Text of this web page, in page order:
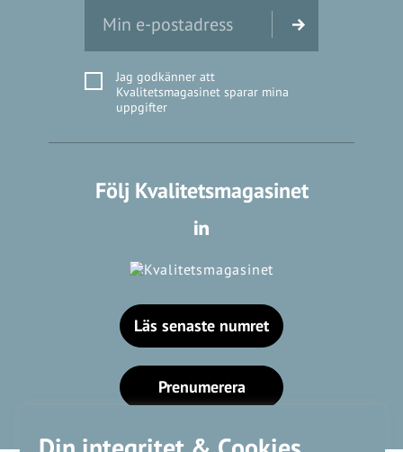
Jag godkänner att
Kvalitetsmagasinet sparar mina
uppgifter
Följ Kvalitetsmagasinet
Läs senaste numret
Prenumerera